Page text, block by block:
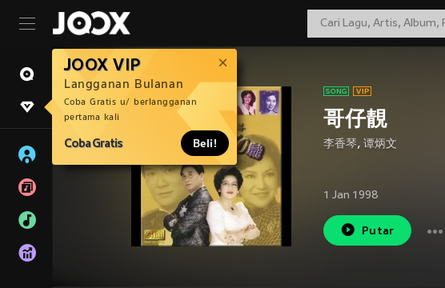
JOOX VIP
Langganan Bulanan
Coba Gratis u/ berlangganan
pertama kali
Coba Gratis Beli!
哥仔靚
李香琴, 谭炳文
1 Jan 1998
Putar